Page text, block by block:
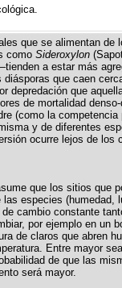
que se alimentan de
como Sideroxylon
a estar más
que caen
depredación que
de mortalidad
(como la competencia
y de diferentes
ocurre lejos de los
que los sitios que
especies (humedad,
cambio constante
por ejemplo en un
de claros que abren
Entre mayor
de que las
será mayor.